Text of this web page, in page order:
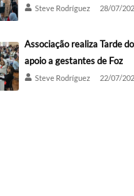
Steve Rodríguez 28/07/
Associação realiza Tarde
apoio a gestantes de Foz
Steve Rodríguez 22/07/